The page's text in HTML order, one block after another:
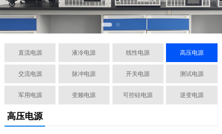
直流电源 液冷电源 线性电源 高压电源
交流电源 脉冲电源 开关电源 测试电源
军用电源 变频电源 可控硅电源 逆变电源
高压电源